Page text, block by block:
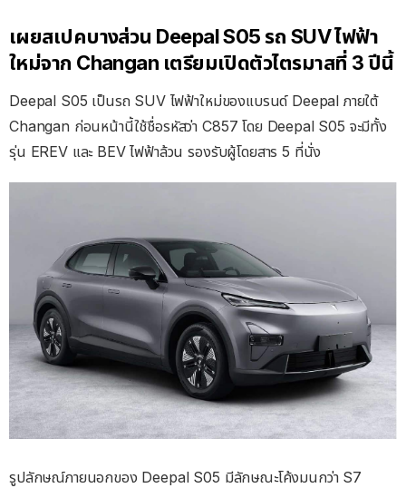
เผยสเปคบางส่วน Deepal S05 รถ SUV ไฟฟ้า
ใหม่จาก Changan เตรียมเปิดตัวไตรมาสที่ 3 ปีนี้
Deepal S05 เป็นรถ SUV ไฟฟ้าใหม่ของแบรนด์ Deepal ภายใต้
Changan ก่อนหน้านี้ใช้ชื่อรหัสว่า C857 โดย Deepal S05 จะมีทั้ง
รุ่น EREV และ BEV ไฟฟ้าล้วน รองรับผู้โดยสาร 5 ที่นั่ง
รูปลักษณ์ภายนอกของ Deepal S05 มีลักษณะโค้งมนกว่า S7